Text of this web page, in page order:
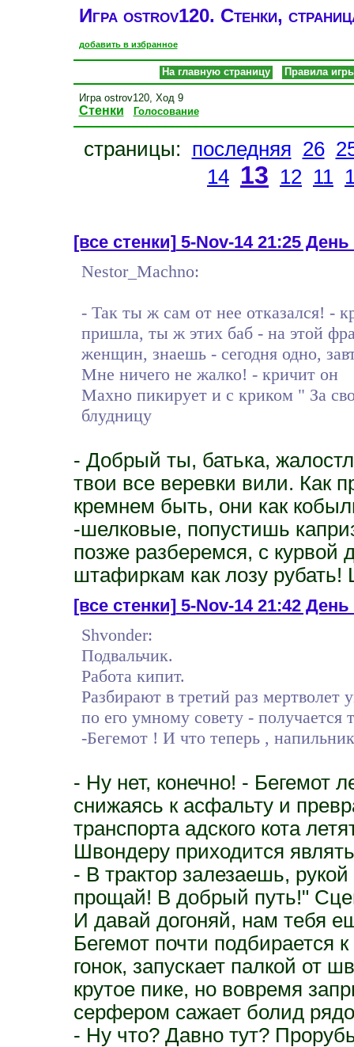
Игра ostrov120. Стенки,
добавить в избранное
На главную страницу Правила
Игра ostrov120, Ход 9
Стенки Голосование
страницы: последняя 26
14 13 12 11
[все стенки]5-Nov-14 21:25 День
Nestor_Machno:
- Так ты ж сам от нее отказался! -
пришла, ты ж этих баб - на этой
женщин, знаешь - сегодня одно,
Мне ничего не жалко! - кричит он
Махно пикирует и с криком " За
блудницу
- Добрый ты, батька,
твои все веревки вили. Как
кремнем быть, они как
-шелковые, попустишь
позже разберемся, с курвой
штафиркам как лозу
[все стенки]5-Nov-14 21:42 День
Shvonder:
Подвальчик.
Работа кипит.
Разбирают в третий раз
по его умному совету - получается
-Бегемот ! И что теперь ,
- Ну нет, конечно! - Бегемот
снижаясь к асфальту и
транспорта адского кота
Швондеру приходится
- В трактор залезаешь,
прощай! В добрый путь!"
И давай догоняй, нам тебя
Бегемот почти подбирается
гонок, запускает палкой от
крутое пике, но вовремя
серфером сажает болид
- Ну что? Давно тут?